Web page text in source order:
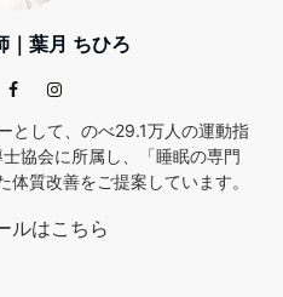
｜葉月 ちひろ
として、のべ29.1万人の運動指
協会に所属し、「睡眠の専門
質改善をご提案しています。
ルはこちら